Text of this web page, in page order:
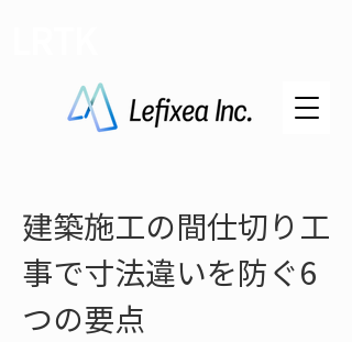
建築施工の間仕切り工
事で寸法違いを防ぐ6
つの要点